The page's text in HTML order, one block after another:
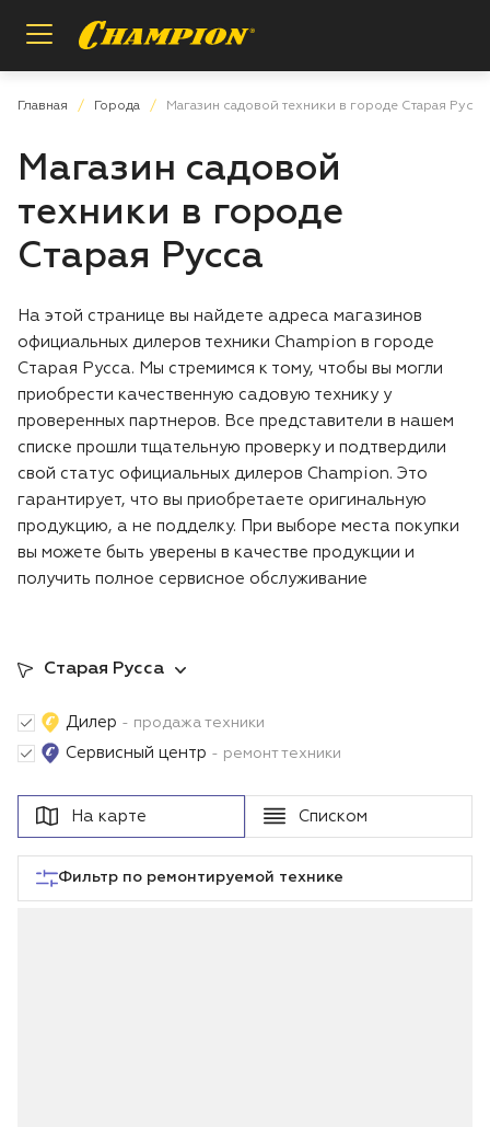
Назад
Пилы цепные
Мотобуры
Измельчители
Газонокосилки
Аккумуляторная техника
Воздуходувки
Скарификаторы
Мотопомпы
Подметальные машины
Назад
Регистрация расширенной гарантии
Проверка расширенной гарантии
Назад
О бренде
Инструкции и деталировки
Вопросы и ответы
Заказ запасных частей
Магазины и сервисы
Блог
Главная Города Магазин садовой техники в городе Старая Русса
Магазин садовой
техники в городе
Старая Русса
На этой странице вы найдете адреса магазинов
официальных дилеров техники Champion в городе
Старая Русса. Мы стремимся к тому, чтобы вы могли
приобрести качественную садовую технику у
проверенных партнеров. Все представители в нашем
списке прошли тщательную проверку и подтвердили
свой статус официальных дилеров Champion. Это
гарантирует, что вы приобретаете оригинальную
продукцию, а не подделку. При выборе места покупки
вы можете быть уверены в качестве продукции и
получить полное сервисное обслуживание
Старая Русса
Дилер - продажа техники
Сервисный центр - ремонт техники
На карте Списком
Фильтр по ремонтируемой технике